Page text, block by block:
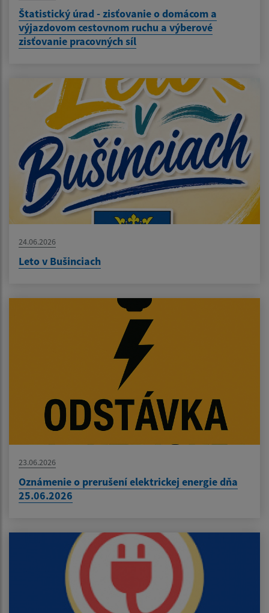
Štatistický úrad - zisťovanie o domácom a
výjazdovom cestovnom ruchu a výberové
zisťovanie pracovných síl
24.06.2026
Leto v Bušinciach
23.06.2026
Oznámenie o prerušení elektrickej energie dňa
25.06.2026